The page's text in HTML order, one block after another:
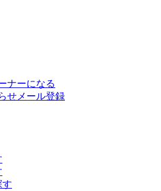
ナーになる
せメール登録
す